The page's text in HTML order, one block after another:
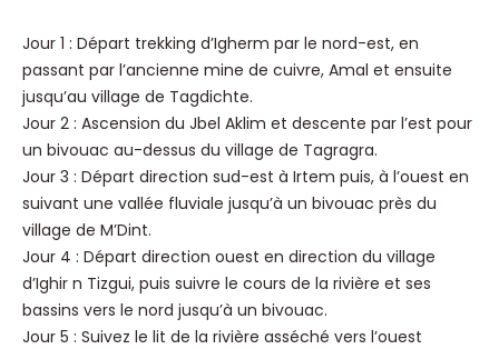
Jour 1 : Départ trekking d’Igherm par le nord-est, en
passant par l’ancienne mine de cuivre, Amal et ensuite
jusqu’au village de Tagdichte.
Jour 2 : Ascension du Jbel Aklim et descente par l’est pour
un bivouac au-dessus du village de Tagragra.
Jour 3 : Départ direction sud-est à Irtem puis, à l’ouest en
suivant une vallée fluviale jusqu’à un bivouac près du
village de M’Dint.
Jour 4 : Départ direction ouest en direction du village
d’Ighir n Tizgui, puis suivre le cours de la rivière et ses
bassins vers le nord jusqu’à un bivouac.
Jour 5 : Suivez le lit de la rivière asséché vers l’ouest